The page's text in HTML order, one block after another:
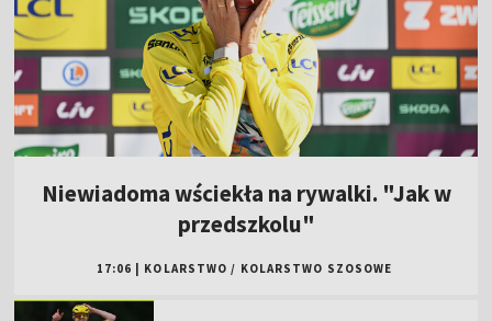
Niewiadoma wściekła na rywalki. "Jak w
przedszkolu"
17:06 | KOLARSTWO / KOLARSTWO SZOSOWE